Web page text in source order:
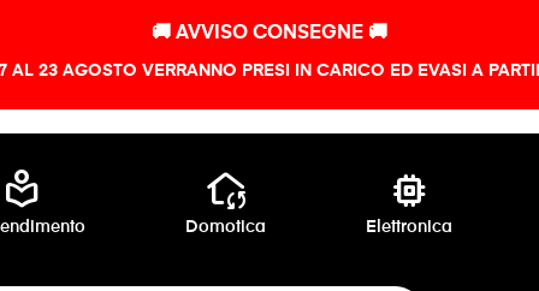
🚚 AVVISO CONSEGNE 🚚
AL 23 AGOSTO VERRANNO PRESI IN CARICO ED EVASI A
local_library wifi_home
Domotica
memory
Elettronica